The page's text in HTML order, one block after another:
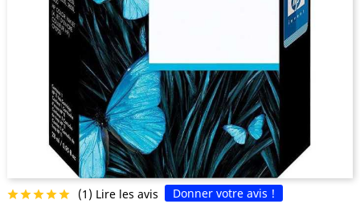
 (1) Lire les avis Donner votre avis !